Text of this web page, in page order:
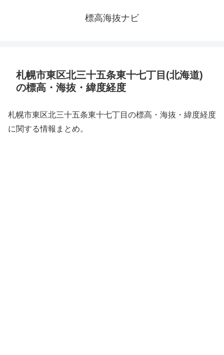
標高海抜ナビ
札幌市東区北三十五条東十七丁目(北海道)
の標高・海抜・緯度経度
札幌市東区北三十五条東十七丁目の標高・海抜・緯度経度
に関する情報まとめ。